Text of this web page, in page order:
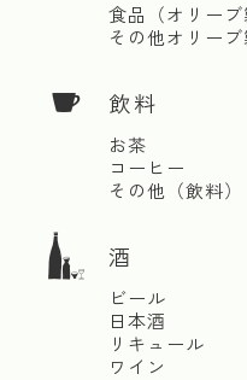
食品（オリーブ
その他オリーブ
飲料
お茶
コーヒー
その他（飲料）
酒
ビール
日本酒
リキュール
ワイン